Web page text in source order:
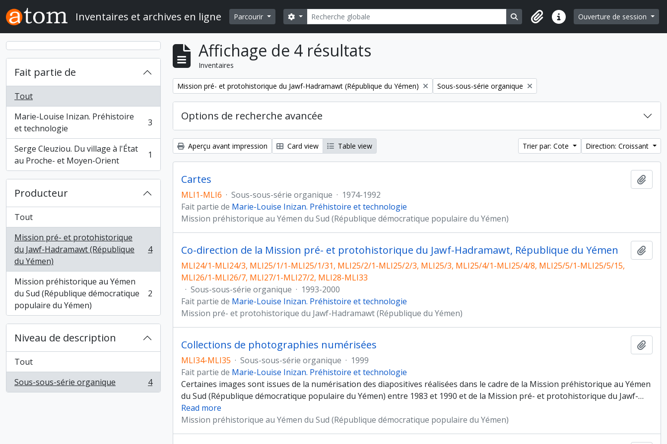
Skip to main content
Inventaires et archives en ligne Parcourir Rechercher
Search options Search in browse page
Liens rapidesOuverture de session
Fait partie de
Tout
Marie-Louise Inizan. Préhistoire
et technologie
, 3 résultats 3
Serge Cleuziou. Du village à l'État
au Proche- et Moyen-Orient
, 1 résultats 1
Producteur
Tout
Mission pré- et protohistorique
du Jawf-Hadramawt (République
du Yémen)
, 4 résultats 4
Mission préhistorique au Yémen
du Sud (République démocratique
populaire du Yémen)
, 2 résultats 2
Niveau de description
Tout
Sous-sous-série organique
, 4 résultats 4
Affichage de 4 résultats
Inventaires
Remove filter:
Mission pré- et protohistorique du Jawf-Hadramawt (République du Yémen) Remove filter:
Sous-sous-série organique
Options de recherche avancée
Aperçu avant impression Card view Table view Trier par: Cote Direction: Croissant
Cartes
MLI1-MLI6 · Sous-sous-série organique · 1974-1992
Fait partie de Marie-Louise Inizan. Préhistoire et technologie
Mission préhistorique au Yémen du Sud (République démocratique populaire du Yémen)
Co-direction de la Mission pré- et protohistorique du Jawf-Hadramawt, République du Yémen
MLI24/1-MLI24/3, MLI25/1/1-MLI25/1/31, MLI25/2/1-MLI25/2/3, MLI25/3, MLI25/4/1-MLI25/4/8, MLI25/5/1-MLI25/5/15,
MLI26/1-MLI26/7, MLI27/1-MLI27/2, MLI28-MLI33
· Sous-sous-série organique · 1993-2000
Fait partie de Marie-Louise Inizan. Préhistoire et technologie
Mission pré- et protohistorique du Jawf-Hadramawt (République du Yémen)
Collections de photographies numérisées
MLI34-MLI35 · Sous-sous-série organique · 1999
Fait partie de Marie-Louise Inizan. Préhistoire et technologie
Certaines images sont issues de la numérisation des diapositives réalisées dans le cadre de la Mission préhistorique au Yémen
du Sud (République démocratique populaire du Yémen) entre 1983 et 1990 et de la Mission pré- et protohistorique du Jawf-…
Read more
Mission préhistorique au Yémen du Sud (République démocratique populaire du Yémen)